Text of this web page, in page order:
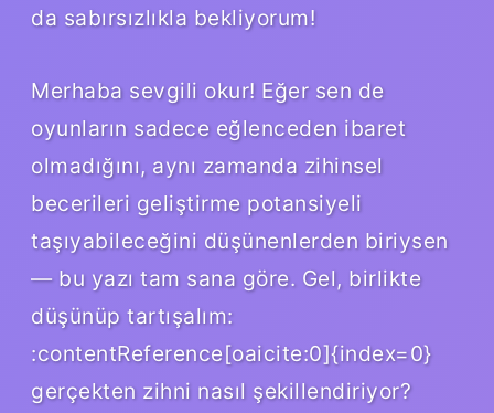
da sabırsızlıkla bekliyorum!
Merhaba sevgili okur! Eğer sen de
oyunların sadece eğlenceden ibaret
olmadığını, aynı zamanda zihinsel
becerileri geliştirme potansiyeli
taşıyabileceğini düşünenlerden biriysen
— bu yazı tam sana göre. Gel, birlikte
düşünüp tartışalım:
:contentReference[oaicite:0]{index=0}
gerçekten zihni nasıl şekillendiriyor?